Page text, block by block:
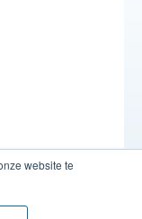
website te